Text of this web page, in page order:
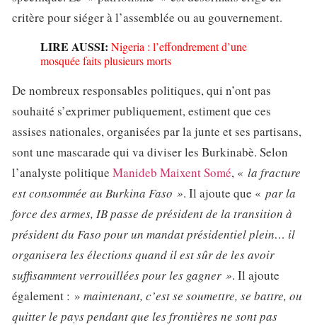
critère pour siéger à l’assemblée ou au gouvernement.
LIRE AUSSI: Nigeria : l’effondrement d’une
mosquée faits plusieurs morts
De nombreux responsables politiques, qui n’ont pas
souhaité s’exprimer publiquement, estiment que ces
assises nationales, organisées par la junte et ses partisans,
sont une mascarade qui va diviser les Burkinabè. Selon
l’analyste politique Manideb Maixent Somé, « la fracture
est consommée au Burkina Faso ». Il ajoute que « par la
force des armes, IB passe de président de la transition à
président du Faso pour un mandat présidentiel plein… il
organisera les élections quand il est sûr de les avoir
suffisamment verrouillées pour les gagner ». Il ajoute
également : » maintenant, c’est se soumettre, se battre, ou
quitter le pays pendant que les frontières ne sont pas